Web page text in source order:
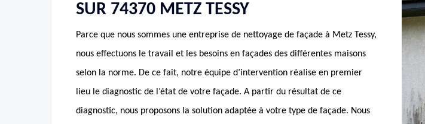
SUR 74370 METZ TESSY
Parce que nous sommes une entreprise de nettoyage de façade à Metz Tessy,
nous effectuons le travail et les besoins en façades des différentes maisons
selon la norme. De ce fait, notre équipe d’intervention réalise en premier
lieu le diagnostic de l’état de votre façade. A partir du résultat de ce
diagnostic, nous proposons la solution adaptée à votre type de façade. Nous